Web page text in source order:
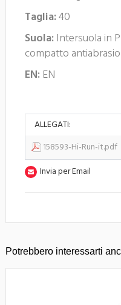
Taglia:40
Suola: Intersuola in
compatto
EN: EN
ALLEGATI:
158593-Hi-Run-it.pdf
Invia per Email
Potrebbero interessarti